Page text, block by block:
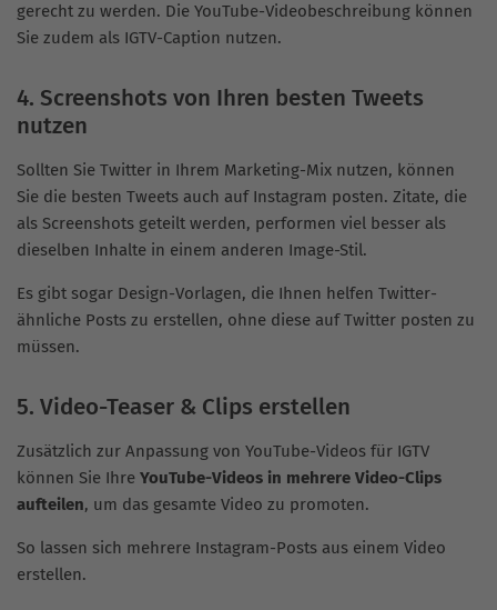
gerecht zu werden. Die YouTube-Videobeschreibung können
Sie zudem als IGTV-Caption nutzen.
4. Screenshots von Ihren besten Tweets
nutzen
Sollten Sie Twitter in Ihrem Marketing-Mix nutzen, können
Sie die besten Tweets auch auf Instagram posten. Zitate, die
als Screenshots geteilt werden, performen viel besser als
dieselben Inhalte in einem anderen Image-Stil.
Es gibt sogar Design-Vorlagen, die Ihnen helfen Twitter-
ähnliche Posts zu erstellen, ohne diese auf Twitter posten zu
müssen.
5. Video-Teaser & Clips erstellen
Zusätzlich zur Anpassung von YouTube-Videos für IGTV
können Sie Ihre YouTube-Videos in mehrere Video-Clips
aufteilen, um das gesamte Video zu promoten.
So lassen sich mehrere Instagram-Posts aus einem Video
erstellen.